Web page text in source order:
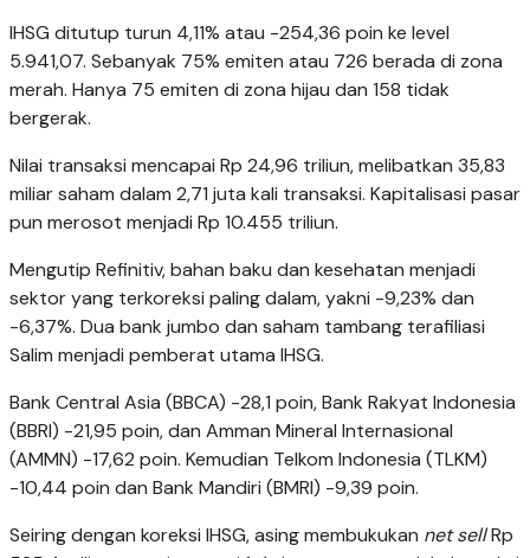
IHSG ditutup turun 4,11% atau -254,36 poin ke level
5.941,07. Sebanyak 75% emiten atau 726 berada di zona
merah. Hanya 75 emiten di zona hijau dan 158 tidak
bergerak.
Nilai transaksi mencapai Rp 24,96 triliun, melibatkan 35,83
miliar saham dalam 2,71 juta kali transaksi. Kapitalisasi pasar
pun merosot menjadi Rp 10.455 triliun.
Mengutip Refinitiv, bahan baku dan kesehatan menjadi
sektor yang terkoreksi paling dalam, yakni -9,23% dan
-6,37%. Dua bank jumbo dan saham tambang terafiliasi
Salim menjadi pemberat utama IHSG.
Bank Central Asia (BBCA) -28,1 poin, Bank Rakyat Indonesia
(BBRI) -21,95 poin, dan Amman Mineral Internasional
(AMMN) -17,62 poin. Kemudian Telkom Indonesia (TLKM)
-10,44 poin dan Bank Mandiri (BMRI) -9,39 poin.
Seiring dengan koreksi IHSG, asing membukukan net sellRp